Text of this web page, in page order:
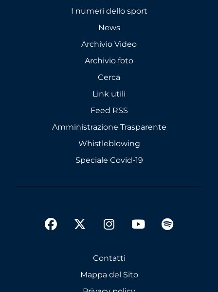
I numeri dello sport
News
Archivio Video
Archivio foto
Cerca
Link utili
Feed RSS
Amministrazione Trasparente
Whistleblowing
Speciale Covid-19
facebookinstagram
youtubespotify
Contatti
Mappa del Sito